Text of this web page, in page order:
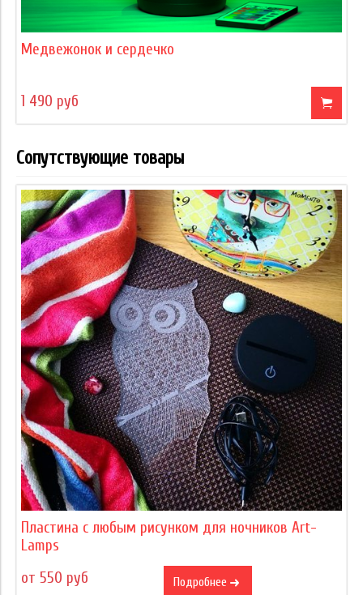
Медвежонок и сердечко
1 490 руб
Сопутствующие товары
Пластина с любым рисунком для ночников Art-
Lamps
от 550 руб
Подробнее